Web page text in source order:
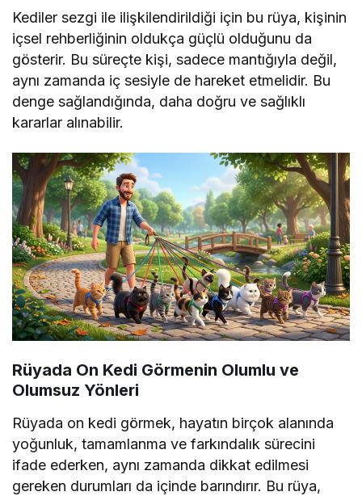
Kediler sezgi ile ilişkilendirildiği için bu rüya, kişinin
içsel rehberliğinin oldukça güçlü olduğunu da
gösterir. Bu süreçte kişi, sadece mantığıyla değil,
aynı zamanda iç sesiyle de hareket etmelidir. Bu
denge sağlandığında, daha doğru ve sağlıklı
kararlar alınabilir.
Rüyada On Kedi Görmenin Olumlu ve
Olumsuz Yönleri
Rüyada on kedi görmek, hayatın birçok alanında
yoğunluk, tamamlanma ve farkındalık sürecini
ifade ederken, aynı zamanda dikkat edilmesi
gereken durumları da içinde barındırır. Bu rüya,